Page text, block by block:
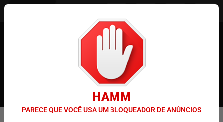
HAMM
PARECE QUE VOCÊ USA UM BLOQUEADOR DE ANÚNCIOS